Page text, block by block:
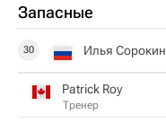
Запасные
30 Илья Сорокин
Patrick Roy
Тренер